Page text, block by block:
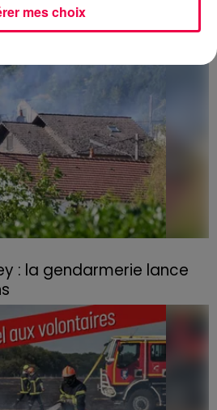
: la gendarmerie lance
avant de se propager au
détruit deux habitations et
d'une centaine de personnes.
mes choix